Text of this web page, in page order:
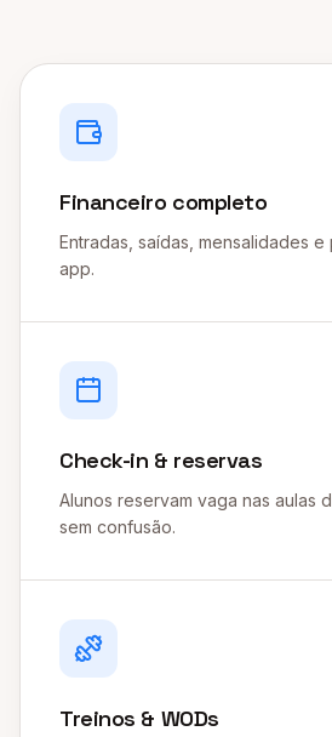
Financeiro completo
Entradas, saídas, mensalidades e
app.
Check-in & reservas
Alunos reservam vaga nas aulas
sem confusão.
Treinos & WODs